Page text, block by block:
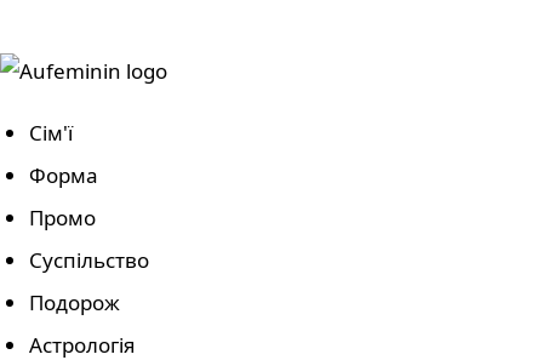
Сім'ї
Форма
Промо
Суспільство
Подорож
Астрологія